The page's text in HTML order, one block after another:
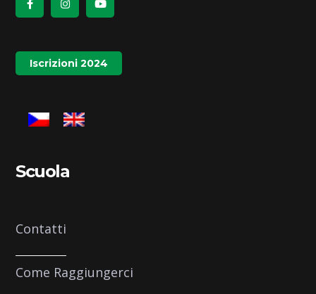
Iscrizioni 2024
Scuola
Contatti
Come Raggiungerci